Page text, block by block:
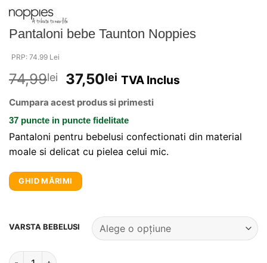
Pantaloni bebe Taunton Noppies
PRP: 74.99 Lei
74,99lei 37,50lei TVA Inclus
Cumpara acest produs si primesti
37 puncte in puncte fidelitate
Pantaloni pentru bebelusi confectionati din material
moale si delicat cu pielea celui mic.
GHID MĂRIMI
VARSTA BEBELUSI
Cantitate Pantaloni bebe Taunton Noppies